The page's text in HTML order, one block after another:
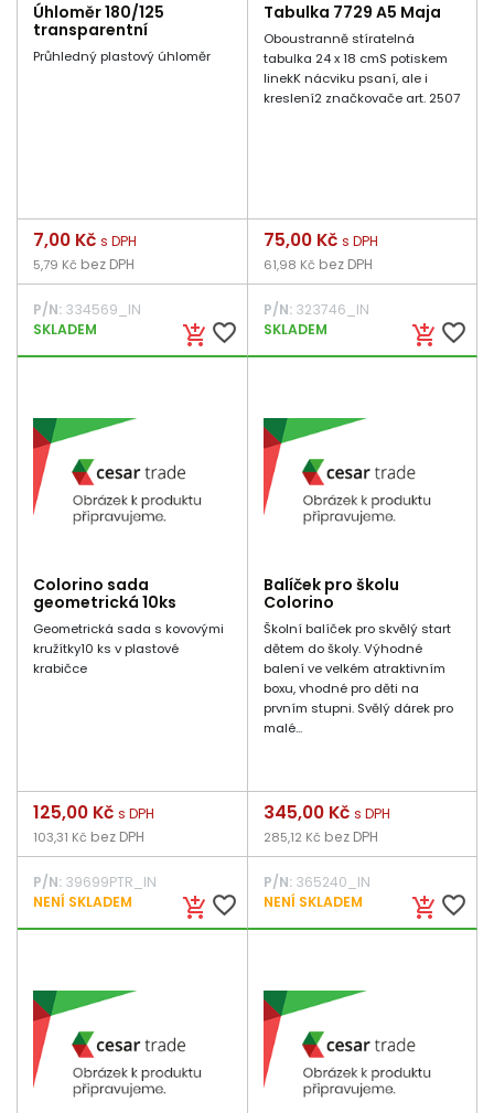
Úhloměr 180/125
transparentní
Průhledný plastový úhloměr
add_shopping_cart favorite_border
Cena
7,00 Kč s DPH
5,79 Kč bez DPH
P/N: 334569_IN
SKLADEM
Tabulka 7729 A5 Maja
Oboustranně stíratelná
tabulka 24 x 18 cmS potiskem
linekK nácviku psaní, ale i
kreslení2 značkovače art. 2507
add_shopping_cart favorite_border
Cena
75,00 Kč s DPH
61,98 Kč bez DPH
P/N:323746_IN
SKLADEM
Colorino sada
geometrická 10ks
Geometrická sada s kovovými
kružítky10 ks v plastové
krabičce
add_shopping_cart favorite_border
Cena
125,00 Kč s DPH
103,31 Kč bez DPH
P/N: 39699PTR_IN
NENÍ SKLADEM
Balíček pro školu
Colorino
Školní balíček pro skvělý start
dětem do školy. Výhodné
balení ve velkém atraktivním
boxu, vhodné pro děti na
prvním stupni. Svělý dárek pro
malé...
add_shopping_cart favorite_border
Cena
345,00 Kč s DPH
285,12 Kč bez DPH
P/N:365240_IN
NENÍ SKLADEM